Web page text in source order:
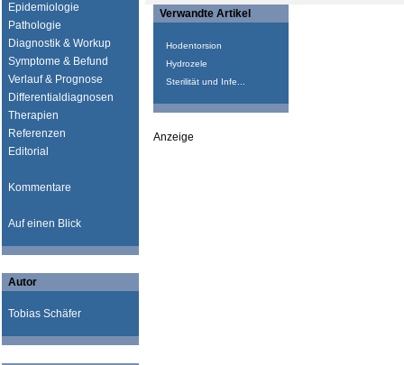
Epidemiologie
Pathologie
Diagnostik & Workup
Symptome & Befund
Verlauf & Prognose
Differentialdiagnosen
Therapien
Referenzen
Editorial
Kommentare
Auf einen Blick
Autor
Tobias Schäfer
Verwandte Artikel
Hodentorsion
Hydrozele
Sterilität und Infe...
Anzeige